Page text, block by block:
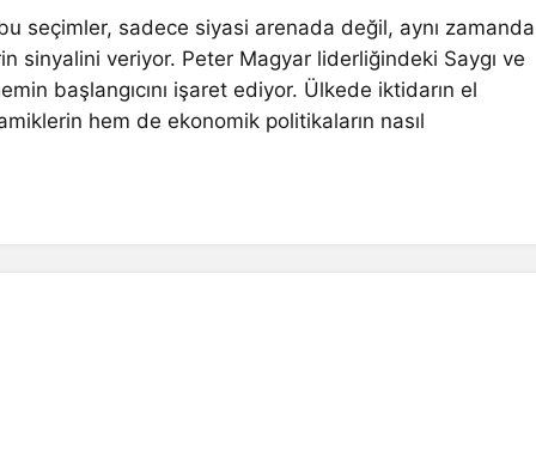
seçimler, sadece siyasi arenada değil, aynı zamanda
sinyalini veriyor. Peter Magyar liderliğindeki Saygı ve
başlangıcını işaret ediyor. Ülkede iktidarın el
hem de ekonomik politikaların nasıl